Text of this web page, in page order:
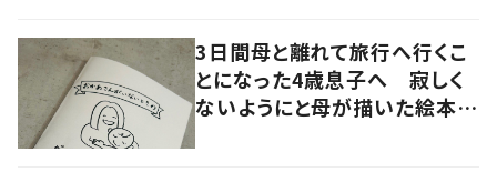
3日間母と離れて旅行へ行くこ
とになった4歳息子へ 寂しく
ないようにと母が描いた絵本に